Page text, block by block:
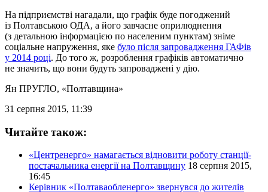
На підприємстві нагадали, що графік буде погоджений
із Полтавською ОДА, а його завчасне оприлюднення
(з детальною інформацією по населеним пунктам) зніме
соціальне напруження, яке було після запровадження ГАФів
у 2014 році. До того ж, розроблення графіків автоматично
не значить, що вони будуть запроваджені у дію.
Ян ПРУГЛО, «Полтавщина»
31 серпня 2015, 11:39
Читайте також:
«Центренерго» намагається відновити роботу станції-
постачальника енергії на Полтавщину 18 серпня 2015,
16:45
Керівник «Полтаваобленерго» звернувся до жителів